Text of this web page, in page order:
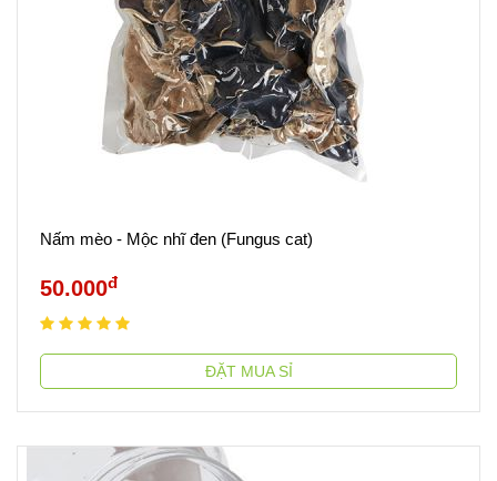
Nấm mèo - Mộc nhĩ đen (Fungus cat)
50.000đ
ĐẶT MUA SỈ